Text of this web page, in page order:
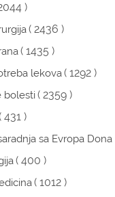
)
( 2436 )
( 1435 )
lekova( 1292 )
bolesti( 2359 )
431 )
sa Evropa Dona
( 400 )
( 1012 )